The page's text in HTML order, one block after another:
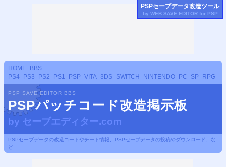
HOME
BBS
PS4
PS3 PS2 PS1 PSP VITA 3DS SWITCH NINTENDO PC SP RPG
PSP SAVE EDITOR BBS
PSPパッチコード改造掲示板
by セーブエディター.com
PSPセーブデータの改造コードやチート情報、PSPセーブデータの投稿やダウンロード、な
ど
PSPセーブデータ改造ツール
by WEB SAVE EDITOR for PSP